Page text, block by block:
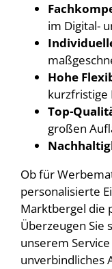
im Digital-
Hohe
kurzfristige
Top-
großen
Ob für
personalisierte
Marktbergel die
Überzeugen Sie
unserem
unverbindliches